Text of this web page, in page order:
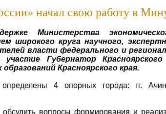
начал свою работу в
Министерства
широкого круга научного,
власти федерального и
Губернатор Красноярского
Красноярского края.
4 опорных города: гг.
вопросы формирования и